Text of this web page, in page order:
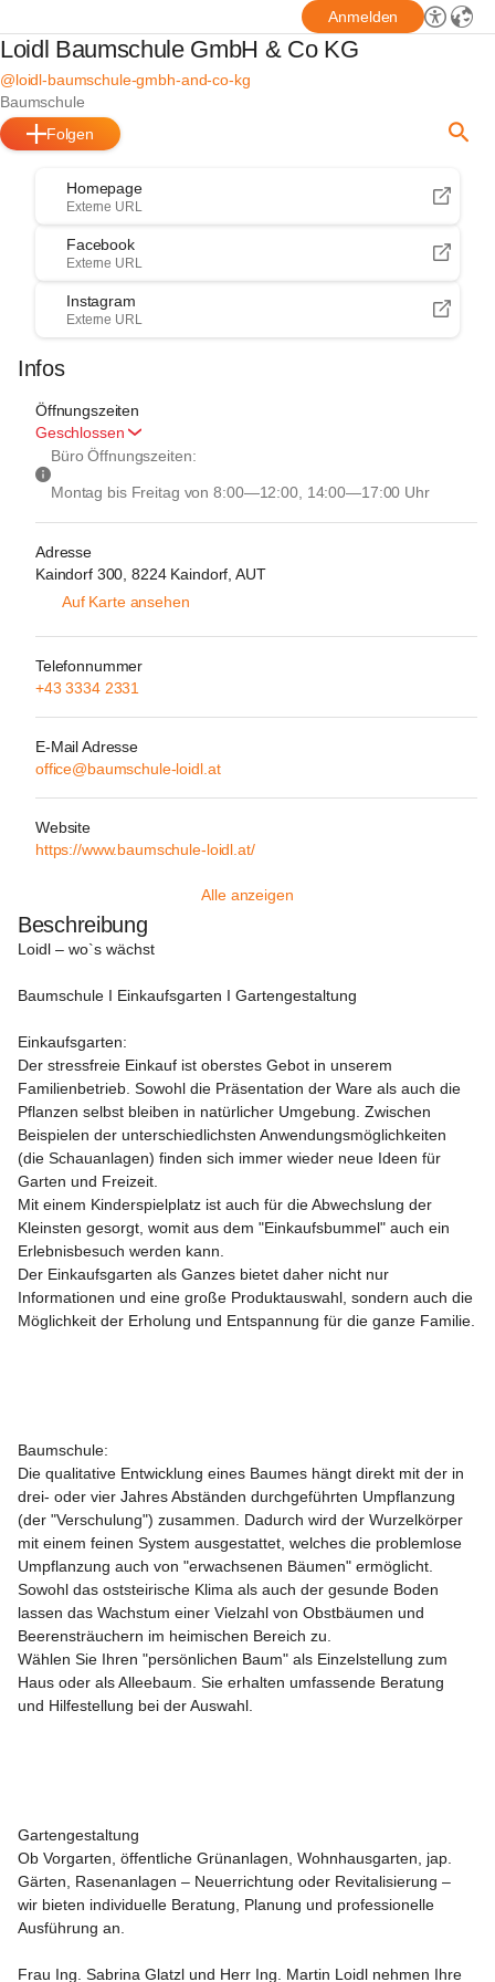
Anmelden
Loidl Baumschule GmbH & Co KG
@loidl-baumschule-gmbh-and-co-kg
Baumschule
Folgen
Homepage
Externe URL
Facebook
Externe URL
Instagram
Externe URL
Infos
Öffnungszeiten
Geschlossen
Büro Öffnungszeiten:
Montag bis Freitag von 8:00—12:00, 14:00—17:00 Uhr
Adresse
Kaindorf 300, 8224 Kaindorf, AUT
Auf Karte ansehen
Telefonnummer
+43 3334 2331
E-Mail Adresse
office@baumschule-loidl.at
Website
https://www.baumschule-loidl.at/
Alle anzeigen
Beschreibung
Loidl – wo`s wächst
Baumschule I Einkaufsgarten I Gartengestaltung
Einkaufsgarten:
Der stressfreie Einkauf ist oberstes Gebot in unserem
Familienbetrieb. Sowohl die Präsentation der Ware als auch die
Pflanzen selbst bleiben in natürlicher Umgebung. Zwischen
Beispielen der unterschiedlichsten Anwendungsmöglichkeiten
(die Schauanlagen) finden sich immer wieder neue Ideen für
Garten und Freizeit.
Mit einem Kinderspielplatz ist auch für die Abwechslung der
Kleinsten gesorgt, womit aus dem "Einkaufsbummel" auch ein
Erlebnisbesuch werden kann.
Der Einkaufsgarten als Ganzes bietet daher nicht nur
Informationen und eine große Produktauswahl, sondern auch die
Möglichkeit der Erholung und Entspannung für die ganze Familie.
Baumschule:
Die qualitative Entwicklung eines Baumes hängt direkt mit der in
drei- oder vier Jahres Abständen durchgeführten Umpflanzung
(der "Verschulung") zusammen. Dadurch wird der Wurzelkörper
mit einem feinen System ausgestattet, welches die problemlose
Umpflanzung auch von "erwachsenen Bäumen" ermöglicht.
Sowohl das oststeirische Klima als auch der gesunde Boden
lassen das Wachstum einer Vielzahl von Obstbäumen und
Beerensträuchern im heimischen Bereich zu.
Wählen Sie Ihren "persönlichen Baum" als Einzelstellung zum
Haus oder als Alleebaum. Sie erhalten umfassende Beratung
und Hilfestellung bei der Auswahl.
Gartengestaltung
Ob Vorgarten, öffentliche Grünanlagen, Wohnhausgarten, jap.
Gärten, Rasenanlagen – Neuerrichtung oder Revitalisierung –
wir bieten individuelle Beratung, Planung und professionelle
Ausführung an.
Frau Ing. Sabrina Glatzl und Herr Ing. Martin Loidl nehmen Ihre